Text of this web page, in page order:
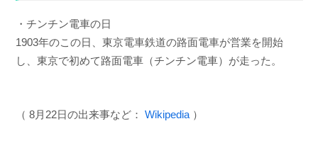
・チンチン電車の日
1903年のこの日、東京電車鉄道の路面電車が営業を開始
し、東京で初めて路面電車（チンチン電車）が走った。
（ 8月22日の出来事など： Wikipedia ）